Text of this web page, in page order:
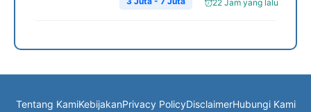
22 Jam yang lalu
Tentang KamiKebijakanPrivacy PolicyDisclaimerHubungi Kami